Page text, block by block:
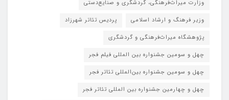
وزارت میراث‌فرهنگی، گردشگری و صنایع‌دستی
وزیر فرهنگ و ارشاد اسلامی
پردیس تئاتر شهرزاد
پژوهشگاه میراث‌فرهنگی و گردشگری
چهل و سومین جشنواره بین المللی فیلم فجر
چهل و سومین جشنواره بین‌المللی تئاتر فجر
چهل و چهارمین جشنواره بین المللی تئاتر فجر